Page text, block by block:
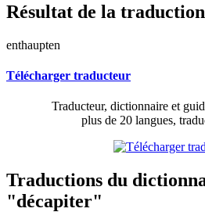
Résultat de la traduction
enthaupten
Télécharger traducteur
Traducteur, dictionnaire et
plus de 20 langues,
Traductions du
"décapiter"